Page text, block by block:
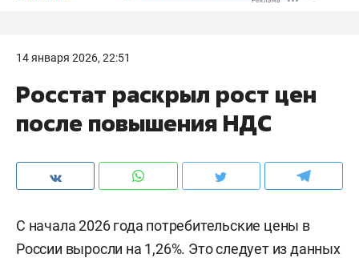
14 января 2026, 22:51
Росстат раскрыл рост цен
после повышения НДС
С начала 2026 года потребительские цены в
России выросли на 1,26%. Это следует из данных